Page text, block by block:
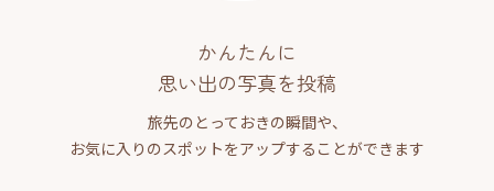
かんたんに
思い出の写真を投稿
旅先のとっておきの瞬間や、
お気に入りのスポットをアップすることができます